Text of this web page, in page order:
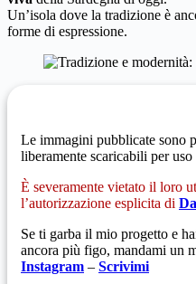
Un’isola dove la tradizione è
forme di espressione.
Le immagini pubblicate sono
liberamente scaricabili per
È severamente vietato il loro
l’autorizzazione esplicita di
Se ti garba il mio progetto e
ancora più figo, mandami un
Instagram – Scrivimi